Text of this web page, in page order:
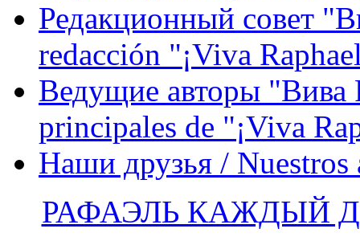
Редакционный совет
redacción "¡Viva
Ведущие авторы "Вива
principales de "¡Viva
Наши друзья / Nuestros
РАФАЭЛЬ КАЖДЫЙ